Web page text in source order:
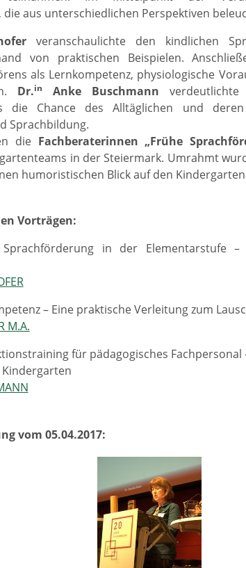
die aus unterschiedlichen Perspektiven
veranschaulichte den kindlichen
von praktischen Beispielen.
als Lernkompetenz, physiologische
Dr.in Anke Buschmann
die Chance des Alltäglichen und
Sprachbildung.
die Fachberaterinnen „Frühe
in der Steiermark. Umrahmt
humoristischen Blick auf den
Vorträgen:
in der Elementarstufe
– Eine praktische Verleitung zum
M.A.
für pädagogisches
vom 05.04.2017: